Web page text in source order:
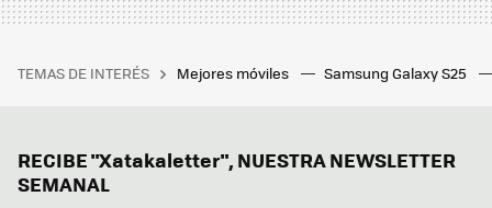
TEMAS DE INTERÉS Mejores móviles Samsung Galaxy S25
RECIBE "Xatakaletter", NUESTRA NEWSLETTER
SEMANAL